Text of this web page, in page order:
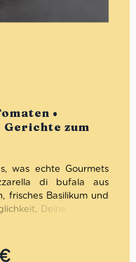
•
zum
was echte Gourmets
di bufala aus
frisches Basilikum und
Deine Caprese